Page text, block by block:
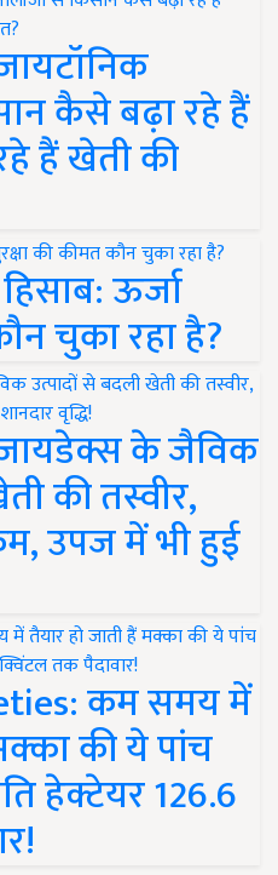
कैसे बढ़ा रहे हैं
हैं खेती की
ऊर्जा
चुका रहा है?
के जैविक
की तस्वीर,
उपज में भी हुई
कम समय में
की ये पांच
हेक्टेयर 126.6